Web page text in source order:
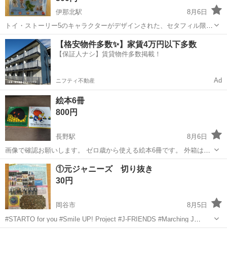
伊那北駅
8月6日
トイ・ストーリー5のキャラクターがデザインされた、セタフィル限定
の立体的なステッカーセットです。 - キャラクター: トイ・ストーリー
5 - コラボレーション: セタフィル (Cetaphil) - 状態: 非売品 ご覧...
長野 伊那市 伊那北駅 パズル
【格安物件多数✨】家賃4万円以下多数
【保証人ナシ】賃貸物件多数掲載！
ニフティ不動産 Ad
絵本6冊
800円
長野駅
8月6日
画像で確認お願いします。 ゼロ歳から使える絵本6冊です。 外箱はス
レや汚れあり。中身は汚れないです。 定価は4200円です！
長野 長野市 長野駅 パズル 画像
①元ジャニーズ 切り抜き
30円
岡谷市
8月5日
#STARTO for you #SmiIe UP! Project #J-FRIENDS #Marching J
#Snow Man #なにわ男子 #Six TONES #Kis-My-Ft2 Travis Japan ...